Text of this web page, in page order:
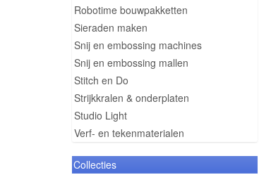
Robotime bouwpakketten
Sieraden maken
Snij en embossing machines
Snij en embossing mallen
Stitch en Do
Strijkkralen & onderplaten
Studio Light
Verf- en tekenmaterialen
Collecties